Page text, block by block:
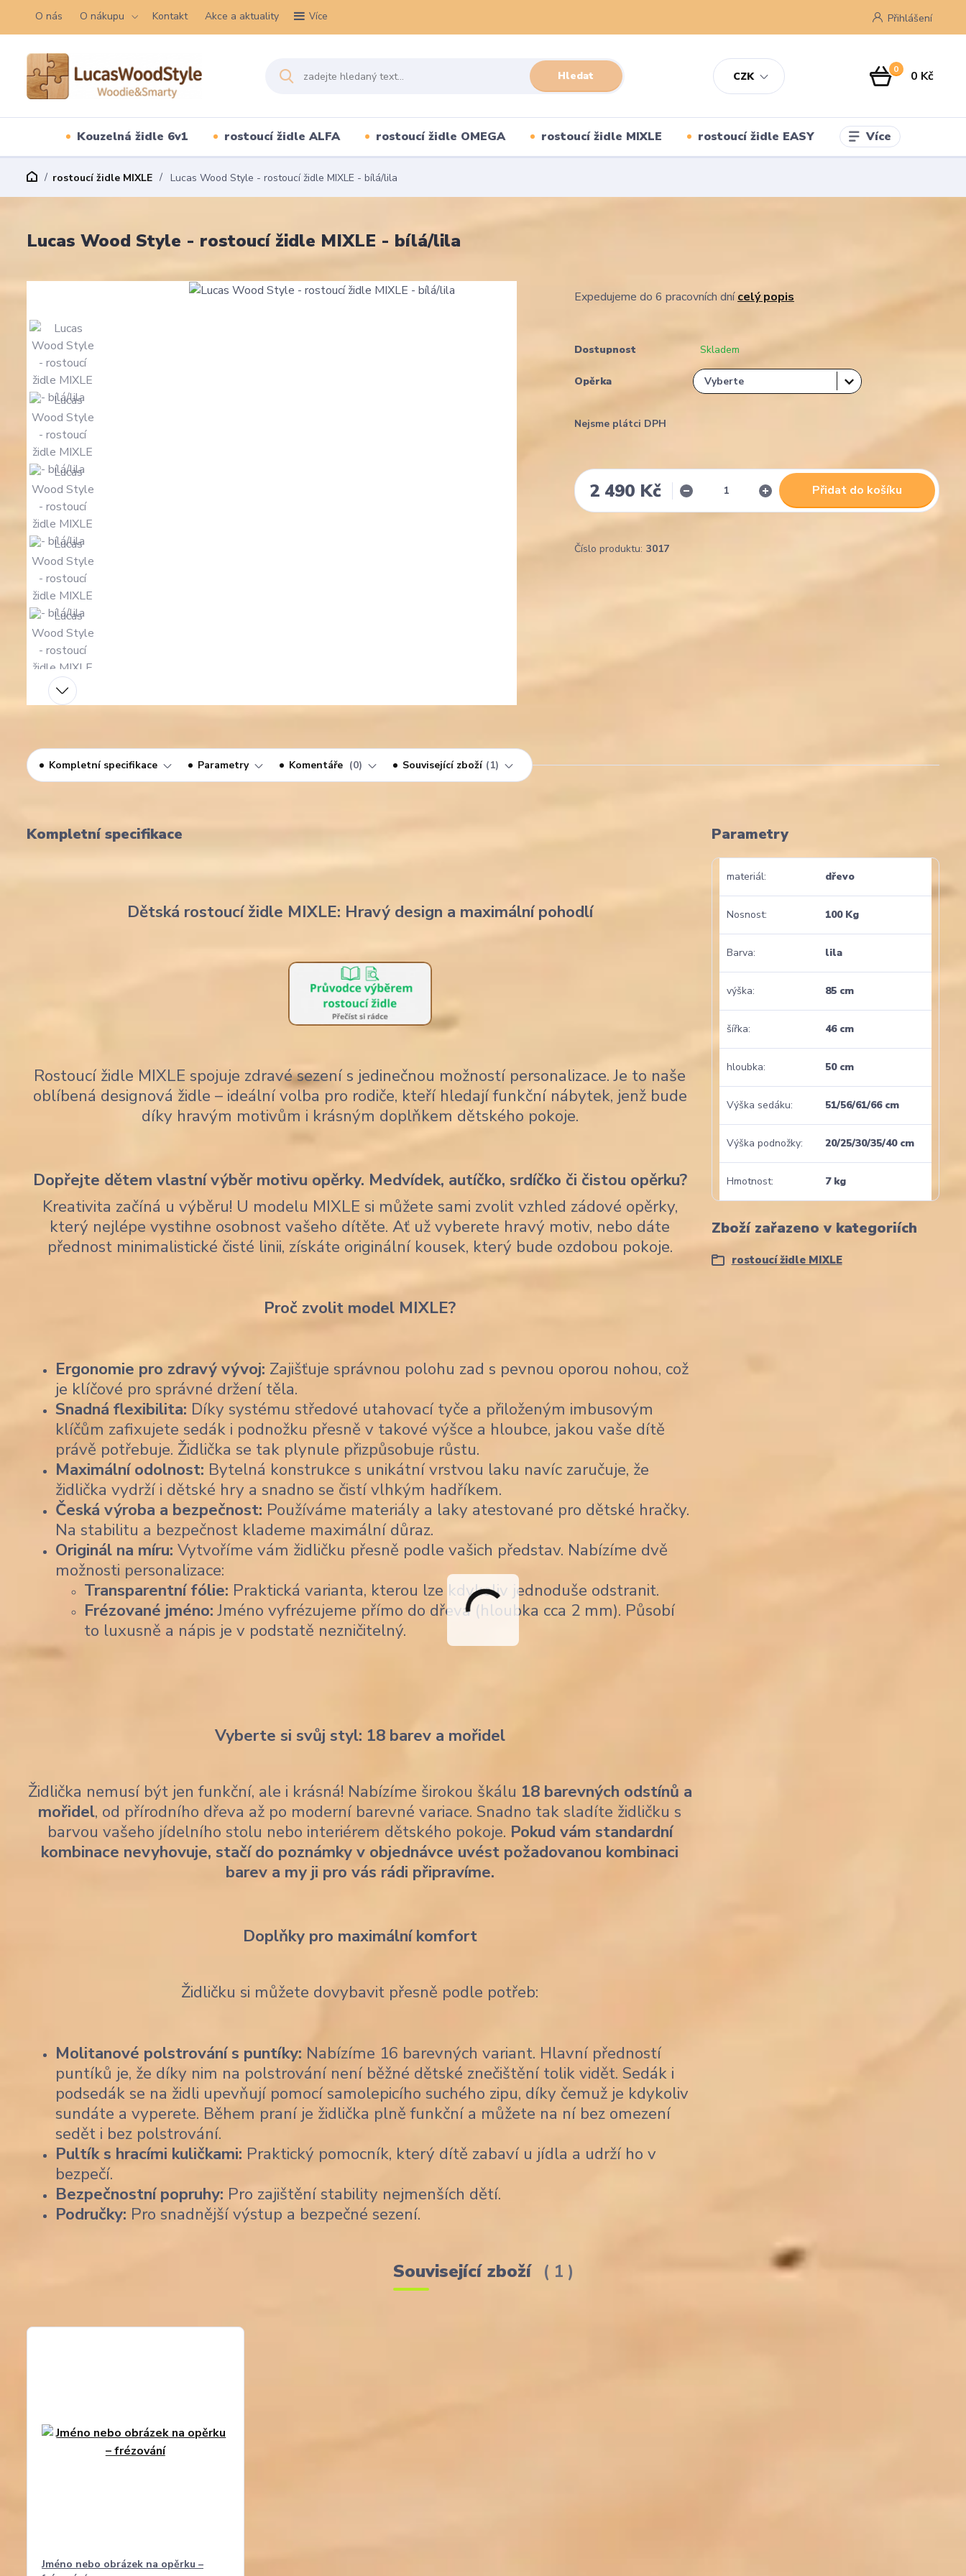
O nás O nákupu Kontakt Akce a aktuality Více
CZK
Přihlášení
Hledat 0 0 Kč
Kouzelná židle 6v1 rostoucí židle ALFA rostoucí židle OMEGA rostoucí židle MIXLE rostoucí židle EASY Více
rostoucí židle MIXLE Lucas Wood Style - rostoucí židle MIXLE - bílá/lila
Lucas Wood Style - rostoucí židle MIXLE - bílá/lila
Expedujeme do 6 pracovních dnícelý popis
Dostupnost Skladem
Opěrka
Nejsme plátci DPH
2 490 Kč Přidat do košíku
Číslo produktu: 3017
Kompletní specifikace Parametry Komentáře 0 Související zboží 1
Kompletní specifikace
Dětská rostoucí židle MIXLE: Hravý design a maximální pohodlí
Rostoucí židle MIXLE spojuje zdravé sezení s jedinečnou možností personalizace. Je to naše
oblíbená designová židle – ideální volba pro rodiče, kteří hledají funkční nábytek, jenž bude
díky hravým motivům i krásným doplňkem dětského pokoje.
Dopřejte dětem vlastní výběr motivu opěrky. Medvídek, autíčko, srdíčko či čistou opěrku?
Kreativita začíná u výběru! U modelu MIXLE si můžete sami zvolit vzhled zádové opěrky,
který nejlépe vystihne osobnost vašeho dítěte. Ať už vyberete hravý motiv, nebo dáte
přednost minimalistické čisté linii, získáte originální kousek, který bude ozdobou pokoje.
Proč zvolit model MIXLE?
Ergonomie pro zdravý vývoj: Zajišťuje správnou polohu zad s pevnou oporou nohou, což
je klíčové pro správné držení těla.
Snadná flexibilita: Díky systému středové utahovací tyče a přiloženým imbusovým
klíčům zafixujete sedák i podnožku přesně v takové výšce a hloubce, jakou vaše dítě
právě potřebuje. Židlička se tak plynule přizpůsobuje růstu.
Maximální odolnost: Bytelná konstrukce s unikátní vrstvou laku navíc zaručuje, že
židlička vydrží i dětské hry a snadno se čistí vlhkým hadříkem.
Česká výroba a bezpečnost: Používáme materiály a laky atestované pro dětské hračky.
Na stabilitu a bezpečnost klademe maximální důraz.
Originál na míru: Vytvoříme vám židličku přesně podle vašich představ. Nabízíme dvě
možnosti personalizace:
Transparentní fólie: Praktická varianta, kterou lze kdykoliv jednoduše odstranit.
Frézované jméno:Jméno vyfrézujeme přímo do dřeva (hloubka cca 2 mm). Působí
to luxusně a nápis je v podstatě nezničitelný.
Vyberte si svůj styl: 18 barev a mořidel
Židlička nemusí být jen funkční, ale i krásná! Nabízíme širokou škálu 18 barevných odstínů a
mořidel, od přírodního dřeva až po moderní barevné variace. Snadno tak sladíte židličku s
barvou vašeho jídelního stolu nebo interiérem dětského pokoje. Pokud vám standardní
kombinace nevyhovuje, stačí do poznámky v objednávce uvést požadovanou kombinaci
barev a my ji pro vás rádi připravíme.
Doplňky pro maximální komfort
Židličku si můžete dovybavit přesně podle potřeb:
Molitanové polstrování s puntíky: Nabízíme 16 barevných variant. Hlavní předností
puntíků je, že díky nim na polstrování není běžné dětské znečištění tolik vidět. Sedák i
podsedák se na židli upevňují pomocí samolepicího suchého zipu, díky čemuž je kdykoliv
sundáte a vyperete. Během praní je židlička plně funkční a můžete na ní bez omezení
sedět i bez polstrování.
Pultík s hracími kuličkami: Praktický pomocník, který dítě zabaví u jídla a udrží ho v
bezpečí.
Bezpečnostní popruhy: Pro zajištění stability nejmenších dětí.
Područky: Pro snadnější výstup a bezpečné sezení.
Parametry
materiál dřevo
Nosnost 100 Kg
Barva lila
výška 85 cm
šířka 46 cm
hloubka 50 cm
Výška sedáku 51/56/61/66 cm
Výška podnožky 20/25/30/35/40 cm
Hmotnost 7 kg
Zboží zařazeno v kategoriích
rostoucí židle MIXLE
Související zboží 1
Jméno nebo obrázek na opěrku –